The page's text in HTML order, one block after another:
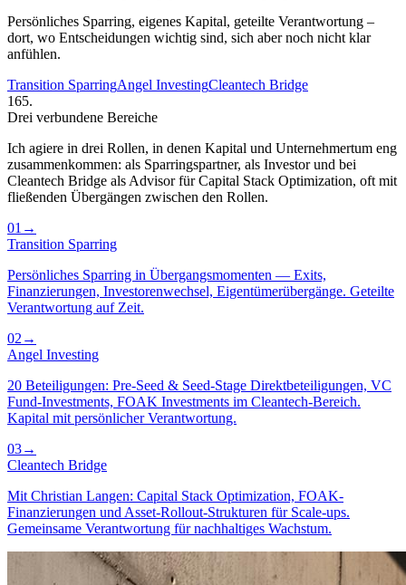
Persönliches Sparring, eigenes Kapital, geteilte Verantwortung –
dort, wo Entscheidungen wichtig sind, sich aber noch nicht klar
anfühlen.
Transition SparringAngel InvestingCleantech Bridge
165.
Drei verbundene Bereiche
Ich agiere in drei Rollen, in denen Kapital und Unternehmertum eng
zusammenkommen: als Sparringspartner, als Investor und bei
Cleantech Bridge als Advisor für Capital Stack Optimization, oft mit
fließenden Übergängen zwischen den Rollen.
01 →
Transition Sparring
Persönliches Sparring in Übergangsmomenten — Exits,
Finanzierungen, Investoren­wechsel, Eigentümer­übergänge. Geteilte
Verantwortung auf Zeit.
02 →
Angel Investing
20 Beteiligungen: Pre-Seed & Seed-Stage Direktbeteiligungen, VC
Fund-Investments, FOAK Investments im Cleantech-Bereich.
Kapital mit persönlicher Verantwortung.
03→
Cleantech Bridge
Mit Christian Langen: Capital Stack Optimization, FOAK-
Finanzierungen und Asset-Rollout-Strukturen für Scale-ups.
Gemeinsame Verantwortung für nachhaltiges Wachstum.